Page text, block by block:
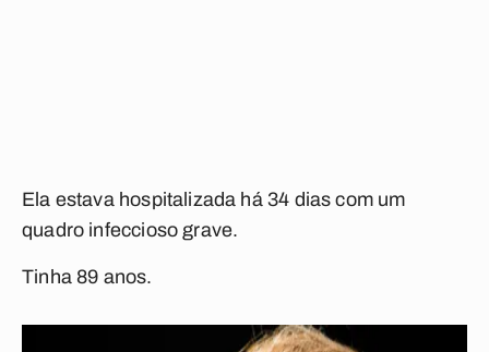
Ela estava hospitalizada há 34 dias com um
quadro infeccioso grave.
Tinha 89 anos.